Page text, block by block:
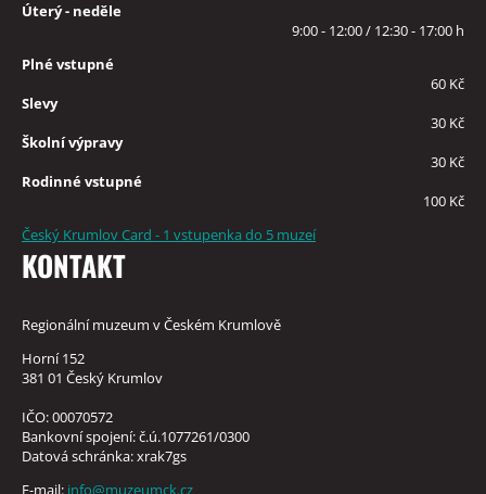
Úterý - neděle
9:00 - 12:00 / 12:30 - 17:00 h
Plné vstupné
60 Kč
Slevy
30 Kč
Školní výpravy
30 Kč
Rodinné vstupné
100 Kč
Český Krumlov Card - 1 vstupenka do 5 muzeí
KONTAKT
Regionální muzeum v Českém Krumlově
Horní 152
381 01 Český Krumlov
IČO: 00070572
Bankovní spojení: č.ú.1077261/0300
Datová schránka: xrak7gs
E-mail: info@muzeumck.cz